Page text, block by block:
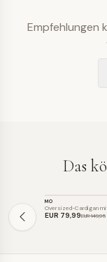
Empfehlungen
Das
SALE
MO
EUR 79,99EUR 149,95